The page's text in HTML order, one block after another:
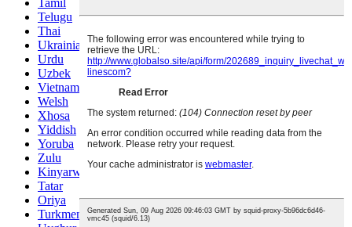
Tamil
Telugu
Thai
Ukrainian
Urdu
Uzbek
Vietnamese
Welsh
Xhosa
Yiddish
Yoruba
Zulu
Kinyarwanda
Tatar
Oriya
Turkmen